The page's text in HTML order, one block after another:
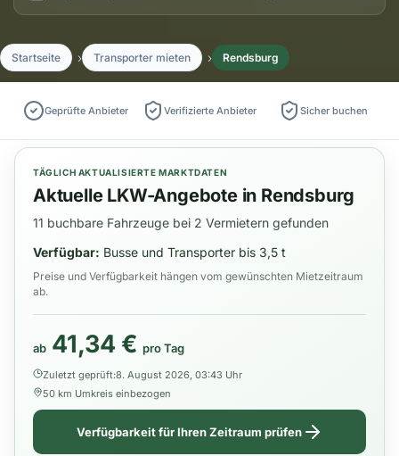
Startseite Transporter mieten Rendsburg
Geprüfte Anbieter Verifizierte Anbieter Sicher buchen
TÄGLICH AKTUALISIERTE MARKTDATEN
Aktuelle LKW-Angebote in Rendsburg
11 buchbare Fahrzeuge bei 2 Vermietern gefunden
Verfügbar: Busse und Transporter bis 3,5 t
Preise und Verfügbarkeit hängen vom gewünschten Mietzeitraum
ab.
ab 41,34 € pro Tag
Zuletzt geprüft:8. August 2026, 03:43 Uhr
50 km Umkreis einbezogen
Verfügbarkeit für Ihren Zeitraum prüfen